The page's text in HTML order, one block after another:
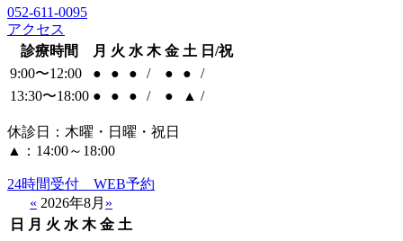
052-611-0095
アクセス
診療時間
月 火 水 木 金 土 日/祝
9:00〜12:00
● ● ● / ● ●
/
13:30〜18:00 ● ● ● / ● ▲ /
休診日：木曜・日曜・祝日
▲：14:00～18:00
24時間受付 WEB予約
« 2026年8月 »
日
月 火 水 木 金 土